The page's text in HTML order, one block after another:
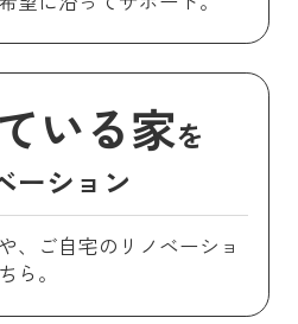
いる家を
ーション
、ご自宅のリノベーショ
ら。